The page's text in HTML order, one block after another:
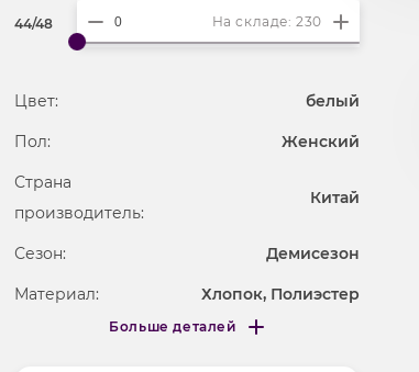
44/48 На складе: 230
Цвет: белый
Пол: Женский
Страна
производитель:
Китай
Сезон: Демисезон
Материал:
Хлопок, Полиэстер
Больше деталей
Меньше деталей